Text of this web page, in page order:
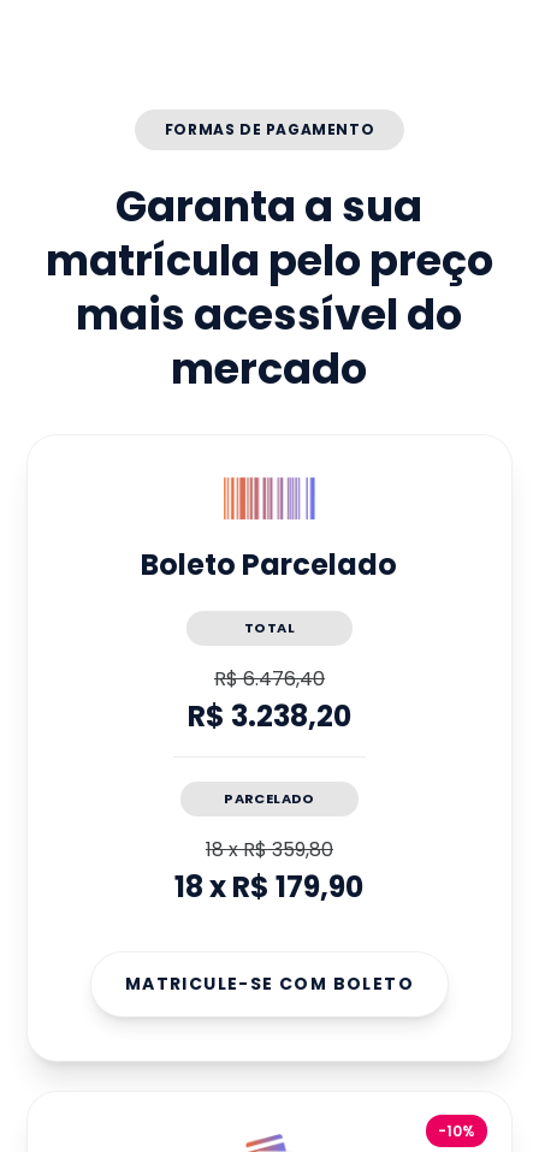
FORMAS DE PAGAMENTO
Garanta a sua
matrícula pelo preço
mais acessível do
mercado
Boleto Parcelado
TOTAL
R$ 6.476,40
R$ 3.238,20
PARCELADO
18xR$ 359,80
18xR$ 179,90
MATRICULE-SE COM BOLETO
-10%